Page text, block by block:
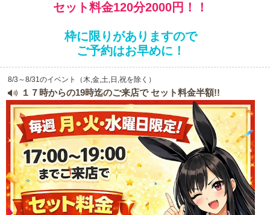
セット料金120分2000円！！
枠に限りがありますので
ご予約はお早めに！
8/3～8/31のイベント（木,金,土,日,祝を除く）
１７時からの19時迄のご来店で セット料金半額!!
LINEでお店に連絡する
予約・問い合わせお気軽にご連絡ください
沖縄 全国TOP